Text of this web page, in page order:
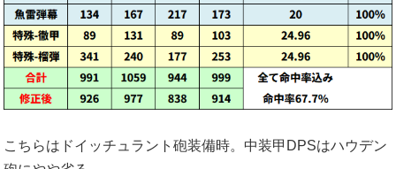
こちらはドイッチュラント砲装備時。中装甲DPSはハウデン